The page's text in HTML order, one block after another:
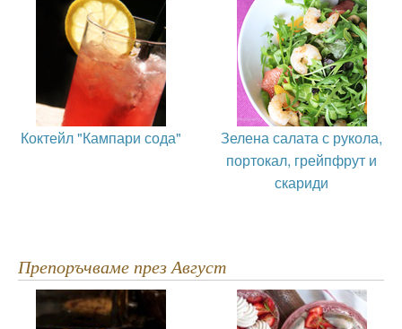
Коктейл "Кампари сода"
Зелена салата с рукола,
портокал, грейпфрут и
скариди
Препоръчваме през Август